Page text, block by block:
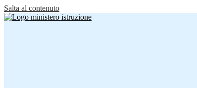
Salta al contenuto